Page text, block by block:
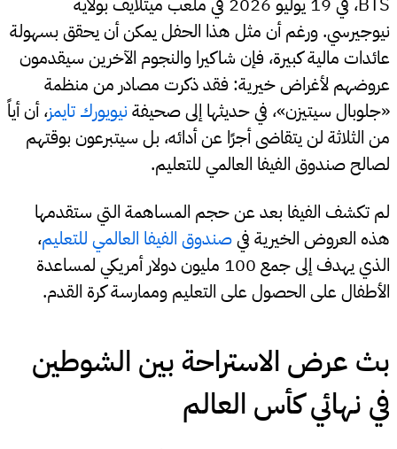
نيوجيرسي. ورغم أن مثل هذا الحفل يمكن أن يحقق بسهولة
عائدات مالية كبيرة، فإن شاكيرا والنجوم الآخرين سيقدمون
عروضهم لأغراض خيرية: فقد ذكرت مصادر من منظمة
«جلوبال سيتيزن»، في حديثها إلى صحيفةنيويورك تايمز، أن أياً
من الثلاثة لن يتقاضى أجرًا عن أدائه، بل سيتبرعون بوقتهم
لصالح صندوق الفيفا العالمي للتعليم.
لم تكشف الفيفا بعد عن حجم المساهمة التي ستقدمها
هذه العروض الخيرية فيصندوق الفيفا العالمي للتعليم،
الذي يهدف إلى جمع 100 مليون دولار أمريكي لمساعدة
الأطفال على الحصول على التعليم وممارسة كرة القدم.
بث عرض الاستراحة بين الشوطين
في نهائي كأس العالم